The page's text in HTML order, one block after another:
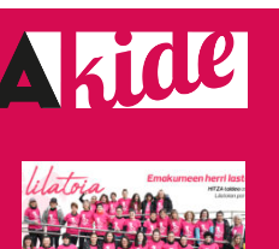
ematen diguzu.Gehiago